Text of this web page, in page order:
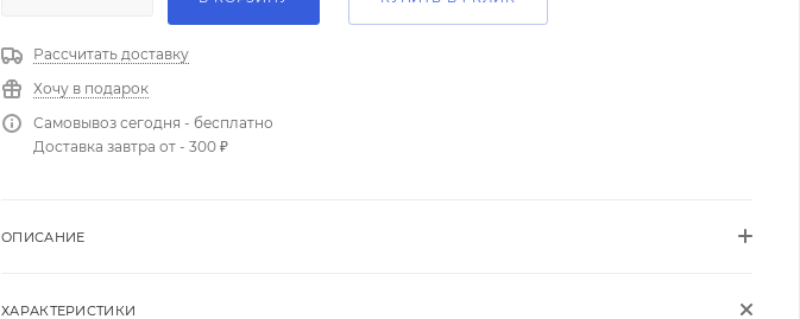
Рассчитать доставку
Хочу в подарок
Самовывоз сегодня - бесплатно
Доставка завтра от - 300 ₽
ОПИСАНИЕ
ХАРАКТЕРИСТИКИ